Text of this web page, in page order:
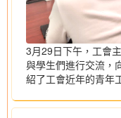
3月29日下午，工會
與學生們進行交流，
紹了工會近年的